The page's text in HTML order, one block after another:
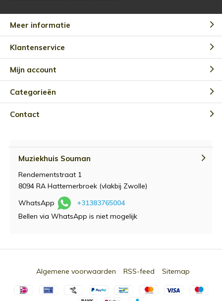
Meer informatie
Klantenservice
Mijn account
Categorieën
Contact
Muziekhuis Souman
Rendementstraat 1
8094 RA Hattemerbroek (vlakbij Zwolle)
WhatsApp
+31383765004
Bellen via WhatsApp is niet mogelijk
Algemene voorwaarden RSS-feed Sitemap